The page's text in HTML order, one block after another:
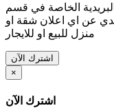
الخاصة في قسم
عن اي اعلان شقة او
منزل للبيع او للايجار
اشترك الآن
×
اشترك الآن